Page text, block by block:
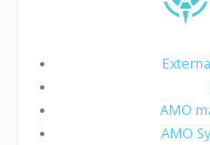
AMO
AMO